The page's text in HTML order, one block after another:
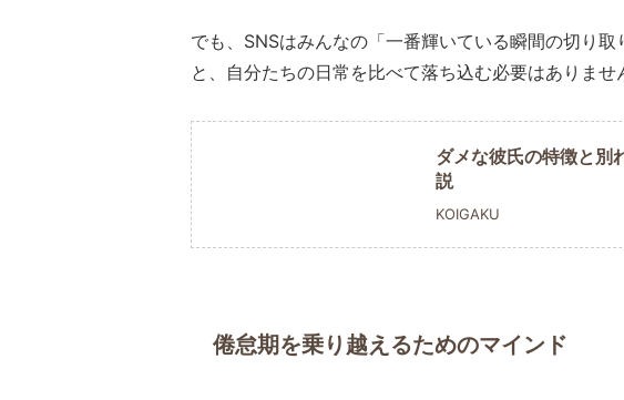
でも、SNSはみんなの「一番輝いている瞬間の切り
と、自分たちの日常を比べて落ち込む必要はありませ
ダメな彼氏の特徴と別
説
KOIGAKU
倦怠期を乗り越えるためのマインド